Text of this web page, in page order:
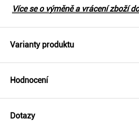
Více se o výměně a vrácení zboží
Varianty produktu
Hodnocení
Dotazy